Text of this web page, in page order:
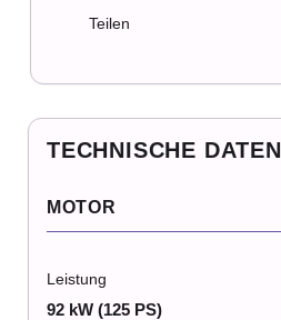
Teilen
TECHNISCHE DATEN
MOTOR
Leistung
92 kW (125 PS)